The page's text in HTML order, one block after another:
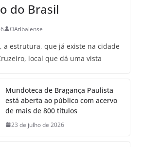
do Brasil
OAtibaiense
a estrutura, que já existe na cidade
local que dá uma vista
Mundoteca de Bragança Paulista
está aberta ao público com acervo
de mais de 800 títulos
23 de julho de 2026